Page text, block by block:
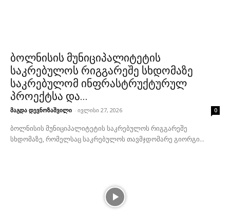
ბოლნისის მუნიციპალიტეტის
საკრებულოს რიგგარეშე სხდომაზე
საკრებულომ ინფრასტრუქტურულ
პროექტსა და...
მაგდა დევნოზაშვილი - ივლისი 27, 2026 0
ბოლნისის მუნიციპალიტეტის საკრებულოს რიგგარეშე
სხდომაზე, რომელსაც საკრებულოს თავმჯდომარე გიორგი...